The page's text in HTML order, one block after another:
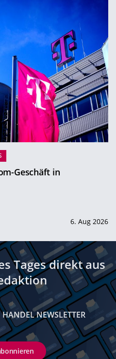
Geschäft in
6. Aug 2026
Tages direkt aus
NEWSLETTER